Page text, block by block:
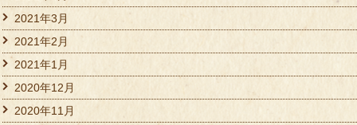
2021年3月
2021年2月
2021年1月
2020年12月
2020年11月